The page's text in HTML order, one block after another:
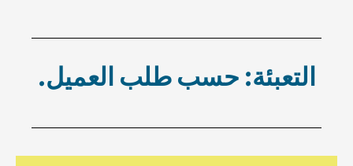
التعبئة: حسب طلب العميل.